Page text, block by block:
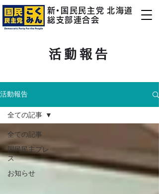
新・ 国民民主 党 北海道
総支部連合会
活動報告
活動報告
全ての記事
国民民主プレ
ス
お知らせ
全ての記事